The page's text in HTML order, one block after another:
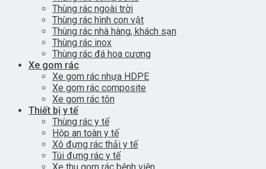
Thùng rác ngoài trời
Thùng rác hình con vật
Thùng rác nhà hàng, khách sạn
Thùng rác inox
Thùng rác đá hoa cương
Xe gom rác
Xe gom rác nhựa HDPE
Xe gom rác composite
Xe gom rác tôn
Thiết bị y tế
Thùng rác y tế
Hộp an toàn y tế
Xô đựng rác thải y tế
Túi đựng rác y tế
Xe thu gom rác bệnh viện